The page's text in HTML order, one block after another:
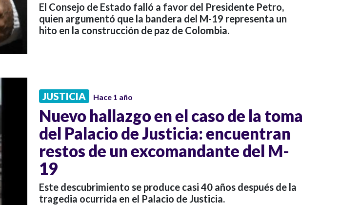
El Consejo de Estado falló a favor del Presidente Petro,
quien argumentó que la bandera del M-19 representa un
hito en la construcción de paz de Colombia.
JUSTICIA Hace 1 año
Nuevo hallazgo en el caso de la toma
del Palacio de Justicia: encuentran
restos de un excomandante del M-
19
Este descubrimiento se produce casi 40 años después de la
tragedia ocurrida en el Palacio de Justicia.